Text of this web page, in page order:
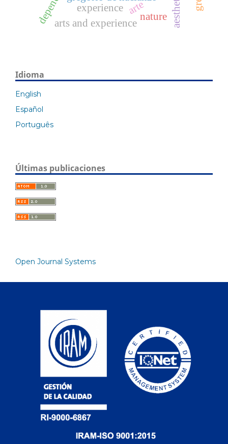
arte aesthetic
nature
experience
arts and experience
Idioma
English
Español
Português
Últimas publicaciones
Open Journal Systems